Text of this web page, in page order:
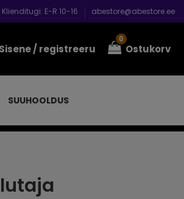
Klienditugi: E-R 10-16 abestore@abestore.ee
Sisene/ registreeru
0
Ostukorv
SUUHOOLDUS